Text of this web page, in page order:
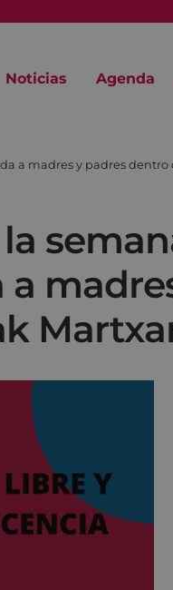
Noticias Agenda
a madres y padres